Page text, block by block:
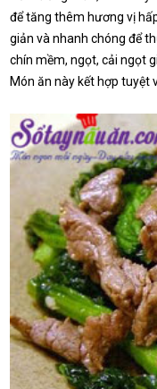
để tăng thêm hương vị
giản và nhanh chóng để
chín mềm, ngọt, cải ngọt
Món ăn này kết hợp tuyệt